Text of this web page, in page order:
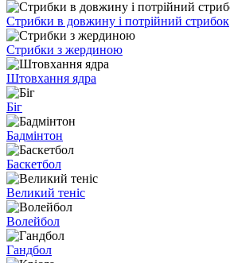
Стрибки в довжину і потрійний стрибок
Стрибки з жердиною
Штовхання ядра
Біг
Бадмінтон
Баскетбол
Великий теніс
Волейбол
Гандбол